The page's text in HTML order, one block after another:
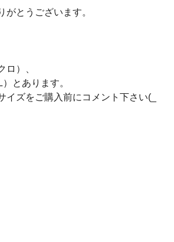
がとうございます。
）、
とあります。
イズをご購入前にコメント下さい(_